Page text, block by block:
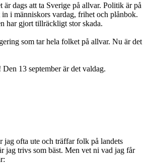
är dags att ta Sverige på allvar. Politik är på
i människors vardag, frihet och plånbok.
har gjort tillräckligt stor skada.
som tar hela folket på allvar. Nu är det
13 september är det valdag.
jag ofta ute och träffar folk på landets
jag trivs som bäst. Men vet ni vad jag får